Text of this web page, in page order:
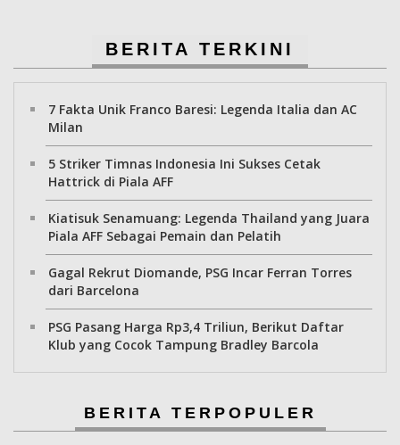
BERITA TERKINI
7 Fakta Unik Franco Baresi: Legenda Italia dan AC
Milan
5 Striker Timnas Indonesia Ini Sukses Cetak
Hattrick di Piala AFF
Kiatisuk Senamuang: Legenda Thailand yang Juara
Piala AFF Sebagai Pemain dan Pelatih
Gagal Rekrut Diomande, PSG Incar Ferran Torres
dari Barcelona
PSG Pasang Harga Rp3,4 Triliun, Berikut Daftar
Klub yang Cocok Tampung Bradley Barcola
BERITA TERPOPULER